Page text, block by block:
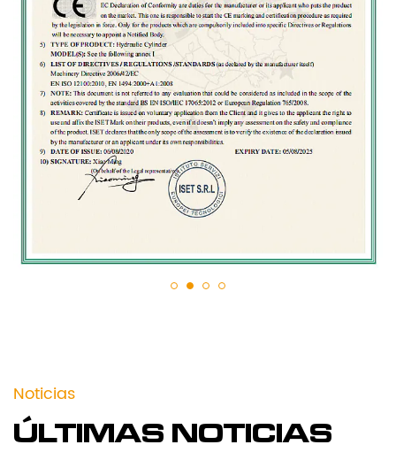
Noticias
ÚLTIMAS NOTICIAS